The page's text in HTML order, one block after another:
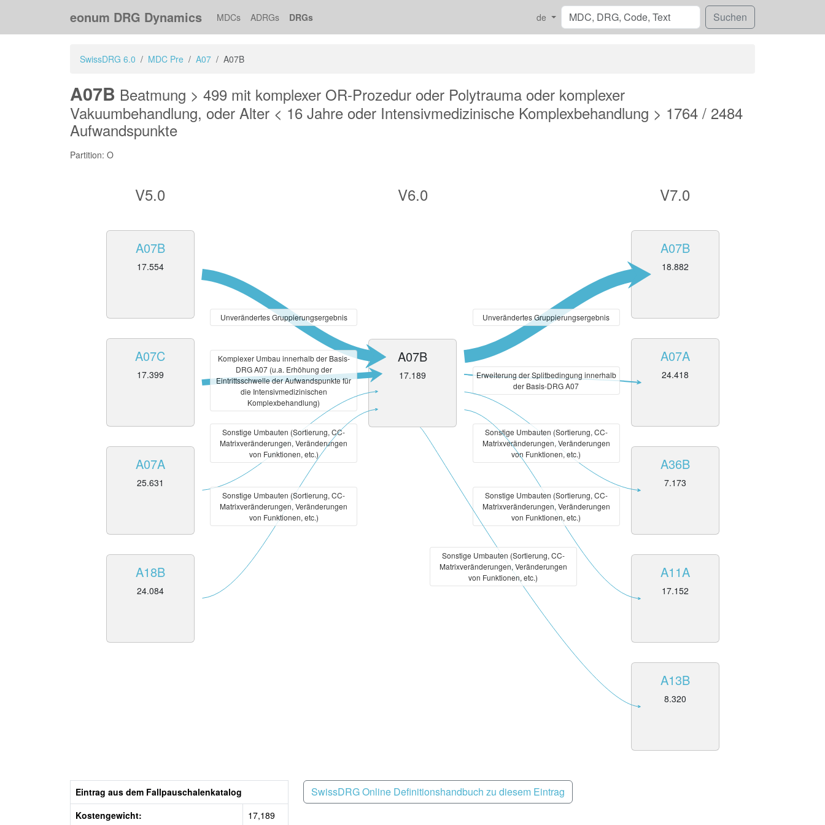
eonum DRG Dynamics MDCs ADRGs DRGs de
SwissDRG 6.0 MDC Pre A07 A07B
A07B Beatmung > 499 mit komplexer OR-Prozedur oder Polytrauma oder komplexer
Vakuumbehandlung, oder Alter < 16 Jahre oder Intensivmedizinische Komplexbehandlung > 1764 / 2484
Aufwandspunkte
Partition: O
V5.0
A07B
17.554
A07C
17.399
A07A
25.631
A18B
24.084
V6.0
A07B
17.189
V7.0
A07B
18.882
A07A
24.418
A36B
7.173
A11A
17.152
A13B
8.320
Unverändertes Gruppierungsergebnis
Komplexer Umbau innerhalb der Basis-
DRG A07 (u.a. Erhöhung der
Eintrittsschwelle der Aufwandspunkte für
die Intensivmedizinischen
Komplexbehandlung)
Sonstige Umbauten (Sortierung, CC-
Matrixveränderungen, Veränderungen
von Funktionen, etc.)
Sonstige Umbauten (Sortierung, CC-
Matrixveränderungen, Veränderungen
von Funktionen, etc.)
Unverändertes Gruppierungsergebnis
Erweiterung der Splitbedingung innerhalb
der Basis-DRG A07
Sonstige Umbauten (Sortierung, CC-
Matrixveränderungen, Veränderungen
von Funktionen, etc.)
Sonstige Umbauten (Sortierung, CC-
Matrixveränderungen, Veränderungen
von Funktionen, etc.)
Sonstige Umbauten (Sortierung, CC-
Matrixveränderungen, Veränderungen
von Funktionen, etc.)
Eintrag aus dem Fallpauschalenkatalog
Kostengewicht:
17,189
SwissDRG Online Definitionshandbuch zu diesem Eintrag